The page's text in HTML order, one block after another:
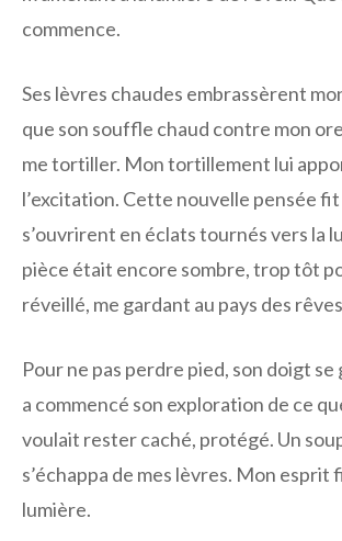
commence.
Ses lèvres chaudes embrassèrent
que son souffle chaud contre mon
me tortiller. Mon tortillement lui
l’excitation. Cette nouvelle pensée
s’ouvrirent en éclats tournés vers la
pièce était encore sombre, trop tôt
réveillé, me gardant au pays des
Pour ne pas perdre pied, son doigt se
a commencé son exploration de ce
voulait rester caché, protégé. Un
s’échappa de mes lèvres. Mon esprit
lumière.